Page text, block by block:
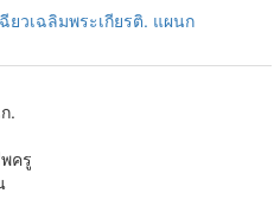
ยวเฉลิมพระเกียรติ. แผนก
.
ครู